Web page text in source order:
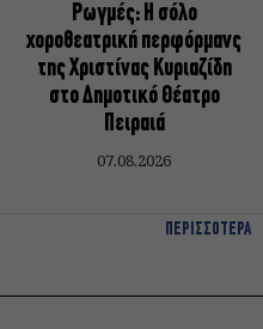
Ρωγμές: Η σόλο
χοροθεατρική περφόρμανς
της Χριστίνας Κυριαζίδη
στο Δημοτικό Θέατρο
Πειραιά
07.08.2026
ΠΕΡΙΣΣΟΤΕΡΑ